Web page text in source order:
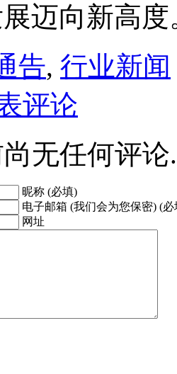
迈向新高度
告, 行业新闻
评论
无任何评论.
昵称 (必填)
电子邮箱 (我们会为您保密) (必
网址